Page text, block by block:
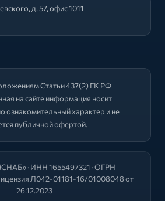
д. 57, офис 1011
Статьи 437(2) ГК РФ
на сайте информация носит
ознакомительный характер и не
публичной офертой.
· ИНН 1655497321 · ОГРН
Л042-01181-16/01008048 от
26.12.2023